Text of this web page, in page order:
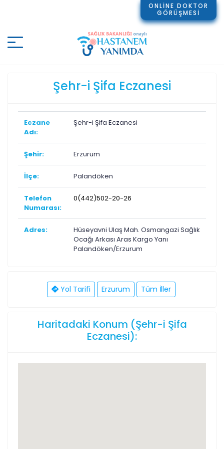
Şehr-i Şifa Eczanesi
Eczane
Adı:
Şehr-i Şifa Eczanesi
Şehir: Erzurum
İlçe: Palandöken
Telefon
Numarası:
0(442)502-20-26
Adres:
Hüseyavni Ulaş Mah. Osmangazi Sağlık
Ocağı Arkası Aras Kargo Yanı
Palandöken/Erzurum
Yol Tarifi Erzurum Tüm İller
Haritadaki Konum (Şehr-i Şifa
Eczanesi):
ONLİNE DOKTOR
GÖRÜŞMESİ